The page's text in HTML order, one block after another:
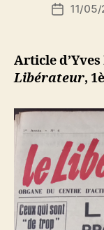
Date11/
Article
Libérateur,